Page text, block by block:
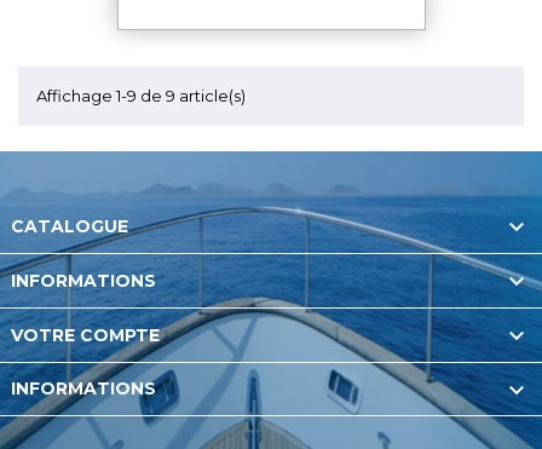
Affichage 1-9 de 9 article(s)
CATALOGUE 
INFORMATIONS 
VOTRE COMPTE 
INFORMATIONS 